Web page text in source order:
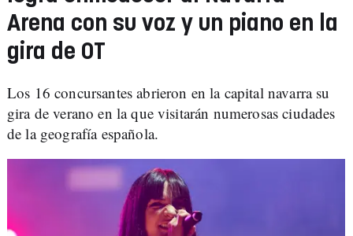
Arena con su voz y un piano en la
gira de OT
Los 16 concursantes abrieron en la capital navarra su
gira de verano en la que visitarán numerosas ciudades
de la geografía española.